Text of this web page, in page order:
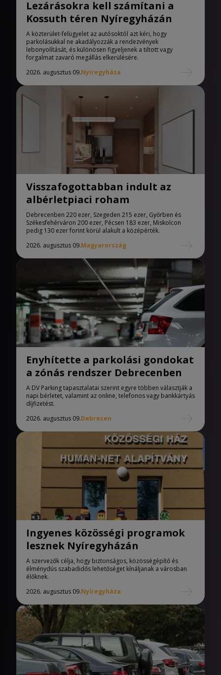
Lezárásokra kell számítani a
Kossuth téren Nyíregyházán
A közterület-felügyelet az autósoktól azt kéri, hogy
parkolásukkal ne akadályozzák a rendezvények
lebonyolítását, és különösen figyeljenek a tiltott vagy
forgalmat zavaró megállás elkerülésére.
2026. augusztus 09.Nyíregyháza
Visszafogottabban indult az
albérletpiaci roham
Debrecenben 220 ezer, Szegeden 215 ezer, Győrben és
Székesfehérváron 200 ezer, Pécsen 183 ezer, Miskolcon
pedig 130 ezer forint körül alakult a középérték.
2026. augusztus 09.Magyarország
Enyhítette a parkolási gondokat
a zónás rendszer Debrecenben
A DV Parking tapasztalatai szerint egyre többen választják a
napi bérletet, valamint az online, telefonos vagy bankkártyás
díjfizetést.
2026. augusztus 09.Debrecen
Ingyenes közösségi programok
lesznek Nyíregyházán
A szervezők célja, hogy biztonságos, közösségépítő és
élménydús szabadidős lehetőséget kínáljanak a városban
élőknek.
2026. augusztus 09.Nyíregyháza